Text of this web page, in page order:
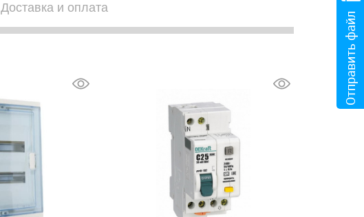
Доставка и оплата
Отправить файл